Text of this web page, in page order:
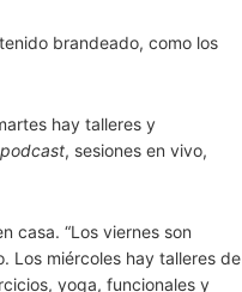
brandeado, como los
hay talleres y
podcast, sesiones en vivo,
casa. “Los viernes son
Los miércoles hay talleres de
yoga, funcionales y